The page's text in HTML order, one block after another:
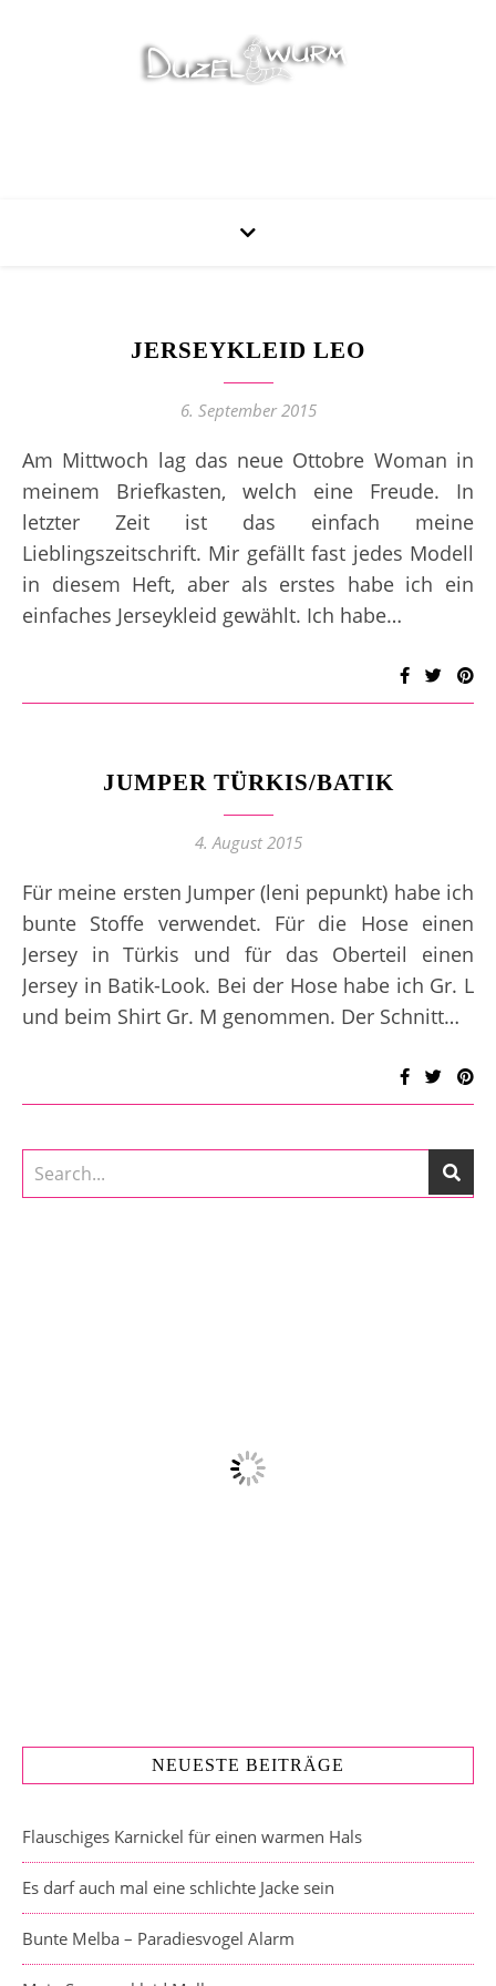
JERSEYKLEID LEO
6. September 2015
Am Mittwoch lag das neue Ottobre Woman in
meinem Briefkasten, welch eine Freude. In
letzter Zeit ist das einfach meine
Lieblingszeitschrift. Mir gefällt fast jedes Modell
in diesem Heft, aber als erstes habe ich ein
einfaches Jerseykleid gewählt. Ich habe…
JUMPER TÜRKIS/BATIK
4. August 2015
Für meine ersten Jumper (leni pepunkt) habe ich
bunte Stoffe verwendet. Für die Hose einen
Jersey in Türkis und für das Oberteil einen
Jersey in Batik-Look. Bei der Hose habe ich Gr. L
und beim Shirt Gr. M genommen. Der Schnitt…
NEUESTE BEITRÄGE
Flauschiges Karnickel für einen warmen Hals
Es darf auch mal eine schlichte Jacke sein
Bunte Melba – Paradiesvogel Alarm